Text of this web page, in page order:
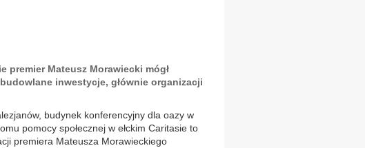
premier Mateusz Morawiecki mógł
inwestycje, głównie organizacji
budynek konferencyjny dla oazy w
pomocy społecznej w ełckim Caritasie to
premiera Mateusza Morawieckiego